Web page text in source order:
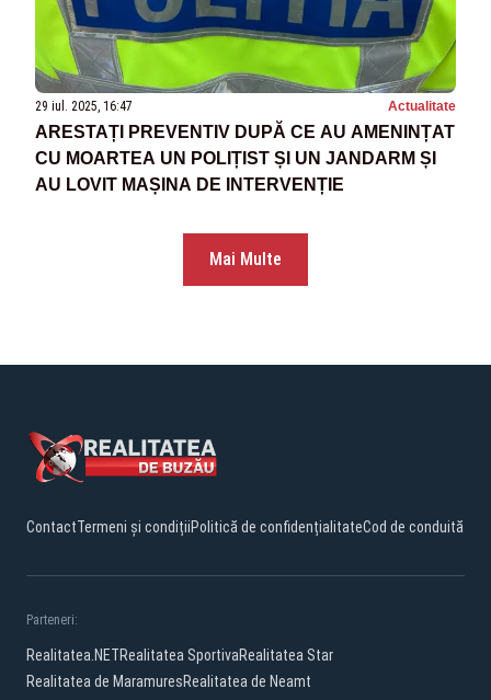
29 iul. 2025, 16:47 Actualitate
ARESTAȚI PREVENTIV DUPĂ CE AU AMENINȚAT
CU MOARTEA UN POLIȚIST ȘI UN JANDARM ȘI
AU LOVIT MAȘINA DE INTERVENȚIE
Mai Multe
ContactTermeni și condițiiPolitică de confidențialitateCod de conduită
Parteneri:
Realitatea.NETRealitatea SportivaRealitatea Star
Realitatea de MaramuresRealitatea de Neamt